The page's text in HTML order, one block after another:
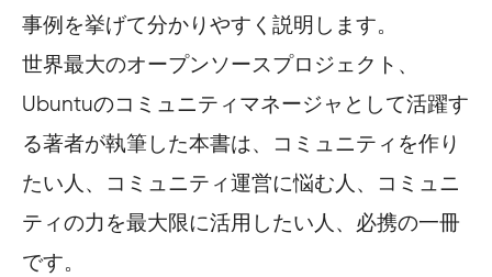
事例を挙げて分かりやすく説明します。
世界最大のオープンソースプロジェクト、
Ubuntuのコミュニティマネージャとして活躍す
る著者が執筆した本書は、コミュニティを作り
たい人、コミュニティ運営に悩む人、コミュニ
ティの力を最大限に活用したい人、必携の一冊
です。